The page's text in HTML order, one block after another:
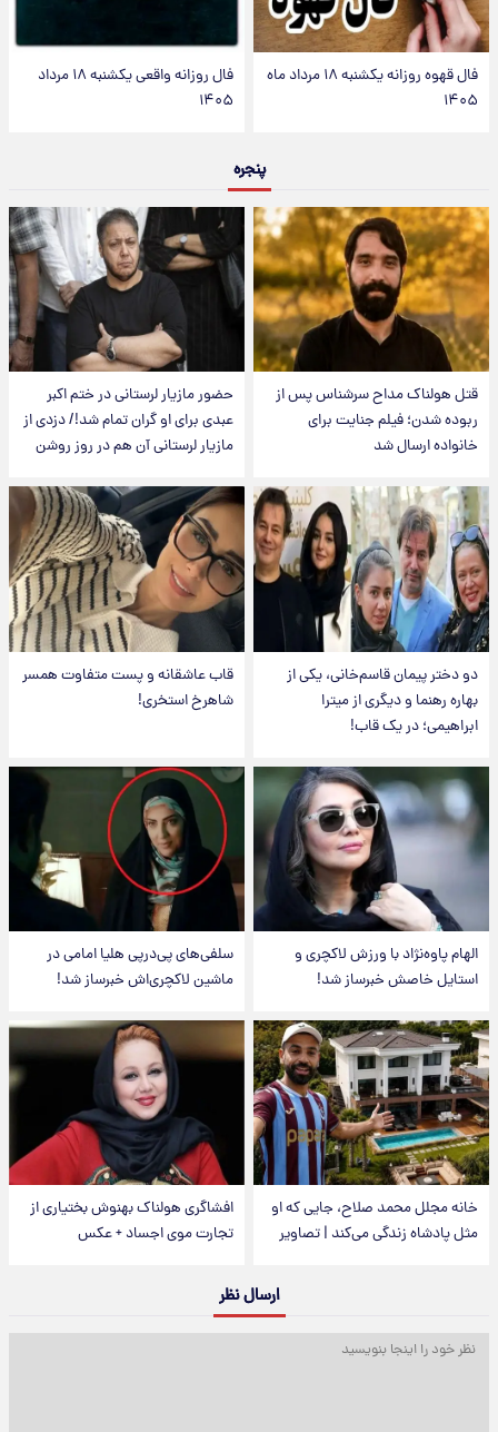
فال قهوه روزانه یکشنبه ۱۸ مرداد ماه
۱۴۰۵
فال روزانه واقعی یکشنبه ۱۸ مرداد
۱۴۰۵
پنجره
قتل هولناک مداح سرشناس پس از
ربوده شدن؛ فیلم جنایت برای
خانواده ارسال شد
حضور مازیار لرستانی در ختم اکبر
عبدی برای او گران تمام شد!/ دزدی از
مازیار لرستانی آن هم در روز روشن
دو دختر پیمان قاسم‌خانی، یکی از
بهاره رهنما و دیگری از میترا
ابراهیمی؛ در یک قاب!
قاب عاشقانه و پست متفاوت همسر
شاهرخ استخری!
الهام پاوه‌نژاد با ورزش لاکچری و
استایل خاصش خبرساز شد!
سلفی‌های پی‌درپی هلیا امامی در
ماشین لاکچری‌اش خبرساز شد!
خانه مجلل محمد صلاح، جایی که او
مثل پادشاه زندگی می‌کند | تصاویر
افشاگری هولناک بهنوش بختیاری از
تجارت موی اجساد + عکس
ارسال نظر